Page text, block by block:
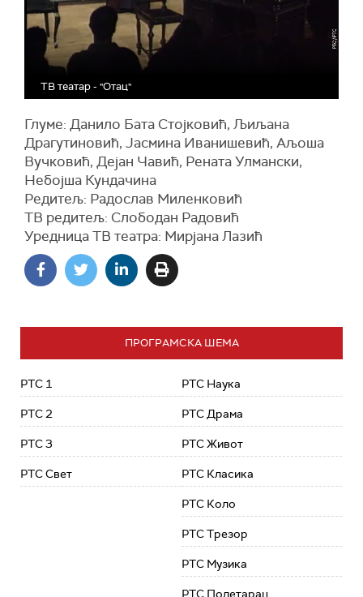
ТВ театар - "Отац"
Глуме: Данило Бата Стојковић, Љиљана
Драгутиновић, Јасмина Иванишевић, Аљоша
Вучковић, Дејан Чавић, Рената Улмански,
Небојша Кундачина
Редитељ: Радослав Миленковић
ТВ редитељ: Слободан Радовић
Уредница ТВ театра: Мирјана Лазић
ПРОГРАМСКА ШЕМА
РТС 1
РТС 2
РТС 3
РТС Свет
РТС Наука
РТС Драма
РТС Живот
РТС Класика
РТС Коло
РТС Трезор
РТС Музика
РТС Полетарац